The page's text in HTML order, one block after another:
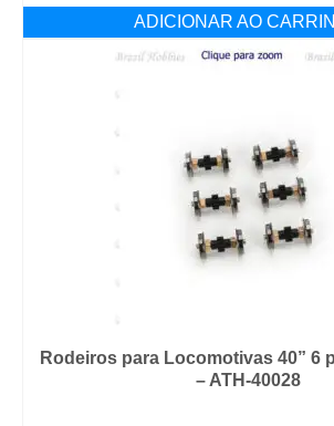
ADICIONAR AO
Rodeiros para Locomotivas 40” 6
– ATH-40028